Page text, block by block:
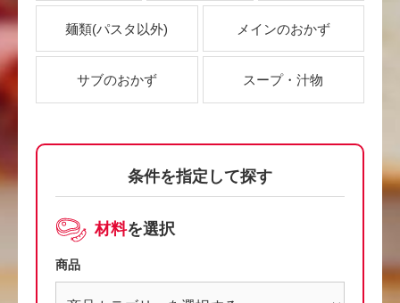
麺類(パスタ以外) メインのおかず
サブのおかず スープ・汁物
条件を指定して探す
材料を選択
商品